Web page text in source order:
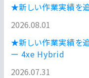
★新しい作業実績を
2026.08.01
★新しい作業実績を
ー 4xe Hybrid
2026.07.31